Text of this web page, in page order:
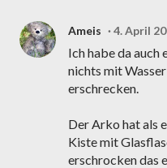
Ameis 4. April
Ich habe da auch
nichts mit
erschrecken.
Der Arko hat als
Kiste mit
erschrocken das